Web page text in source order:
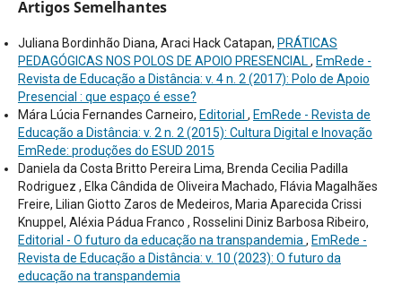
Artigos Semelhantes
Juliana Bordinhão Diana, Araci Hack Catapan, PRÁTICAS
PEDAGÓGICAS NOS POLOS DE APOIO PRESENCIAL , EmRede -
Revista de Educação a Distância: v. 4 n. 2 (2017): Polo de Apoio
Presencial : que espaço é esse?
Mára Lúcia Fernandes Carneiro, Editorial , EmRede - Revista de
Educação a Distância: v. 2 n. 2 (2015): Cultura Digital e Inovação
EmRede: produções do ESUD 2015
Daniela da Costa Britto Pereira Lima, Brenda Cecilia Padilla
Rodriguez , Elka Cândida de Oliveira Machado, Flávia Magalhães
Freire, Lilian Giotto Zaros de Medeiros, Maria Aparecida Crissi
Knuppel, Aléxia Pádua Franco , Rosselini Diniz Barbosa Ribeiro,
Editorial - O futuro da educação na transpandemia , EmRede -
Revista de Educação a Distância: v. 10 (2023): O futuro da
educação na transpandemia